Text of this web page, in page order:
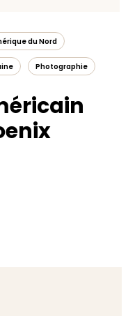
du Nord
Photographie